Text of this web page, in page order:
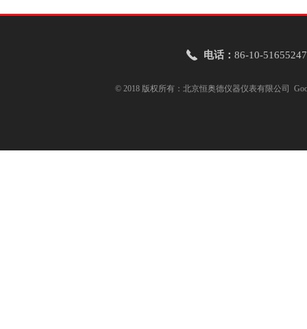
电话： 86-10-51655247
© 2018 版权所有：北京恒奥德仪器仪表有限公司